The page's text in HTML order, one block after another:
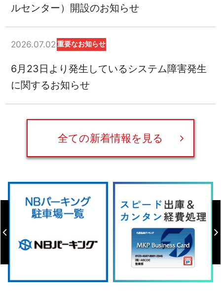
ルセンター）開設のお知らせ
2026.07.02 重要なお知らせ
6月23日より発生しているシステム障害発生
に関するお知らせ
全ての新着情報を見る